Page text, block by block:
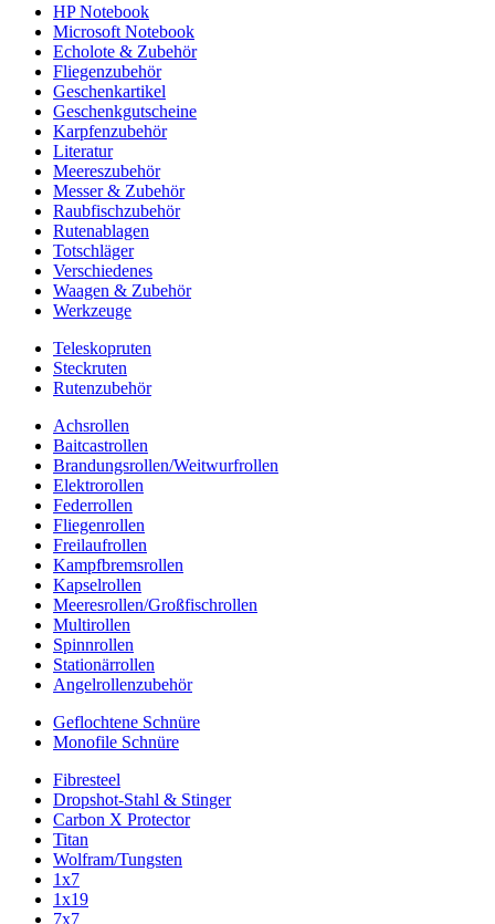
HP Notebook
Microsoft Notebook
Echolote & Zubehör
Fliegenzubehör
Geschenkartikel
Geschenkgutscheine
Karpfenzubehör
Literatur
Meereszubehör
Messer & Zubehör
Raubfischzubehör
Rutenablagen
Totschläger
Verschiedenes
Waagen & Zubehör
Werkzeuge
Teleskopruten
Steckruten
Rutenzubehör
Achsrollen
Baitcastrollen
Brandungsrollen/Weitwurfrollen
Elektrorollen
Federrollen
Fliegenrollen
Freilaufrollen
Kampfbremsrollen
Kapselrollen
Meeresrollen/Großfischrollen
Multirollen
Spinnrollen
Stationärrollen
Angelrollenzubehör
Geflochtene Schnüre
Monofile Schnüre
Fibresteel
Dropshot-Stahl & Stinger
Carbon X Protector
Titan
Wolfram/Tungsten
1x7
1x19
7x7